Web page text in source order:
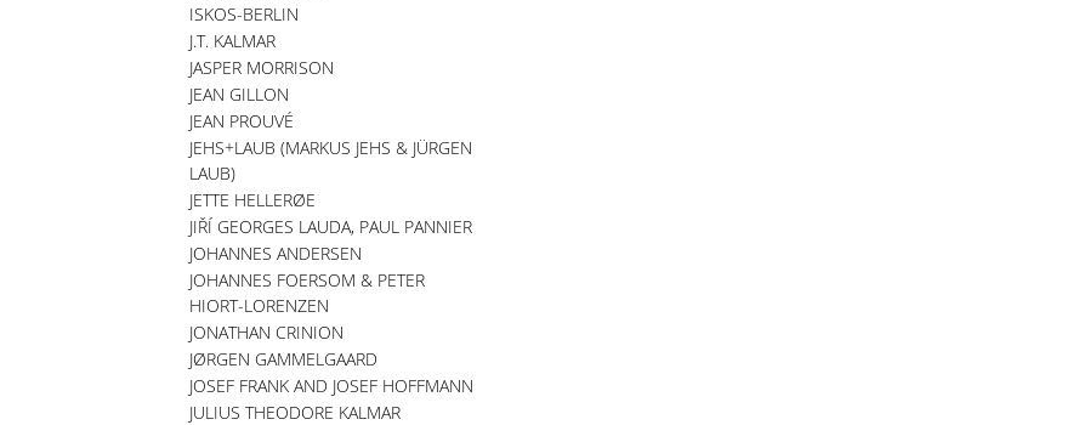
ISKOS-BERLIN
J.T. KALMAR
JASPER MORRISON
JEAN GILLON
JEAN PROUVÉ
JEHS+LAUB (MARKUS JEHS & JÜRGEN
LAUB)
JETTE HELLERØE
JIŘÍ GEORGES LAUDA, PAUL PANNIER
JOHANNES ANDERSEN
JOHANNES FOERSOM & PETER
HIORT-LORENZEN
JONATHAN CRINION
JØRGEN GAMMELGAARD
JOSEF FRANK AND JOSEF HOFFMANN
JULIUS THEODORE KALMAR